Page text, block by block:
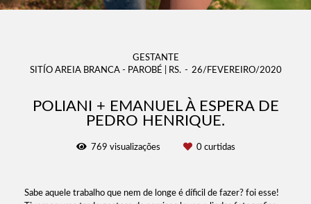
GESTANTE
SITÍO AREIA BRANCA - PAROBÉ | RS.
26/FEVEREIRO/2020
POLIANI + EMANUEL À ESPERA DE
PEDRO HENRIQUE.
769 visualizações 0curtidas
Sabe aquele trabalho que nem de longe é díficil de fazer? foi esse!